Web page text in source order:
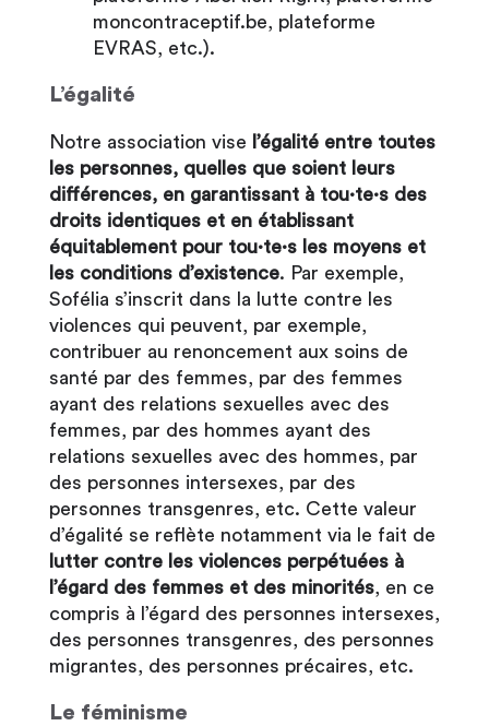
moncontraceptif.be, plateforme
EVRAS, etc.).
L’égalité
Notre association vise l’égalité entre toutes
les personnes, quelles que soient leurs
différences, en garantissant à tou·te·s des
droits identiques et en établissant
équitablement pour tou·te·s les moyens et
les conditions d’existence. Par exemple,
Sofélia s’inscrit dans la lutte contre les
violences qui peuvent, par exemple,
contribuer au renoncement aux soins de
santé par des femmes, par des femmes
ayant des relations sexuelles avec des
femmes, par des hommes ayant des
relations sexuelles avec des hommes, par
des personnes intersexes, par des
personnes transgenres, etc. Cette valeur
d’égalité se reflète notamment via le fait de
lutter contre les violences perpétuées à
l’égard des femmes et des minorités, en ce
compris à l’égard des personnes intersexes,
des personnes transgenres, des personnes
migrantes, des personnes précaires, etc.
Le féminisme